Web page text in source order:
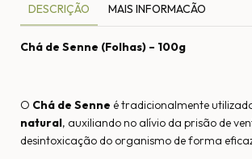
DESCRIÇÃO MAIS INFORMACÃO
Chá de Senne (Folhas) – 100g
O Chá de Senne é tradicionalmente
natural, auxiliando no alívio da prisão de
desintoxicação do organismo de forma